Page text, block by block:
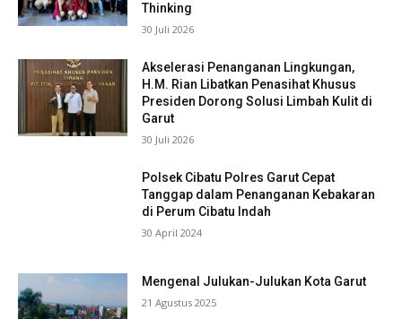
Thinking
30 Juli 2026
Akselerasi Penanganan Lingkungan,
H.M. Rian Libatkan Penasihat Khusus
Presiden Dorong Solusi Limbah Kulit di
Garut
30 Juli 2026
Polsek Cibatu Polres Garut Cepat
Tanggap dalam Penanganan Kebakaran
di Perum Cibatu Indah
30 April 2024
Mengenal Julukan-Julukan Kota Garut
21 Agustus 2025